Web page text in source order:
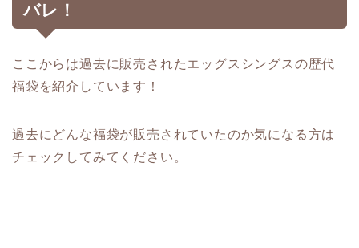
バレ！
ここからは過去に販売されたエッグスシングスの歴代
福袋を紹介しています！
過去にどんな福袋が販売されていたのか気になる方は
チェックしてみてください。